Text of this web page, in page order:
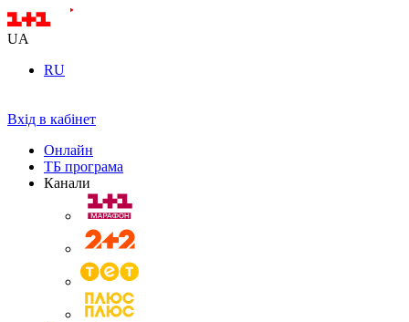
UA
RU
Вхід в кабінет
Онлайн
ТБ програма
Канали